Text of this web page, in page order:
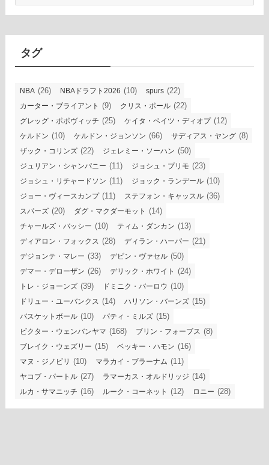
カ
タグ
NBA (26) NBAドラフト2026 (10) spurs (22)
カーター・ブライアント (9) クリス・ポール (22)
グレッグ・ポポヴィッチ (25) ケイタ・ベイツ・ディオプ(12)
ケルドン (10) ケルドン・ジョンソン (66) サディアス・ヤング (8)
ザック・コリンズ (22) ジェレミー・ソーハン (50)
ジュリアン・シャンパニー (11) ジョシュ・プリモ (23)
ジョシュ・リチャードソン (11) ジョック・ランデール (10)
ジョー・ヴィースカンプ(11) ステフォン・キャッスル (36)
スパーズ (20) ダグ・マクダーモット (14)
チャールズ・バッシー (10) ティム・ダンカン (13)
ディアロン・フォックス (28) ディラン・ハーパー (21)
デジョンテ・マレー (33) デビン・ヴァセル (50)
デマー・デローザン (26) デリック・ホワイト (24)
トレ・ジョーンズ (39) ドミニク・バーロウ (10)
ドリュー・ユーバンクス (14) ハリソン・バーンズ (15)
バスケットボール (10) パティ・ミルズ (15)
ビクター・ウェンバンヤマ (168) ブリン・フォーブス (8)
ブレイク・ウェズリー (15) ベッキー・ハモン (16)
マヌ・ジノビリ (10) マラカイ・ブラーナム (11)
ヤコブ・パートル (27) ラマーカス・オルドリッジ (14)
ルカ・サマニッチ (16) ルーク・コーネット (12) ロニー (28)